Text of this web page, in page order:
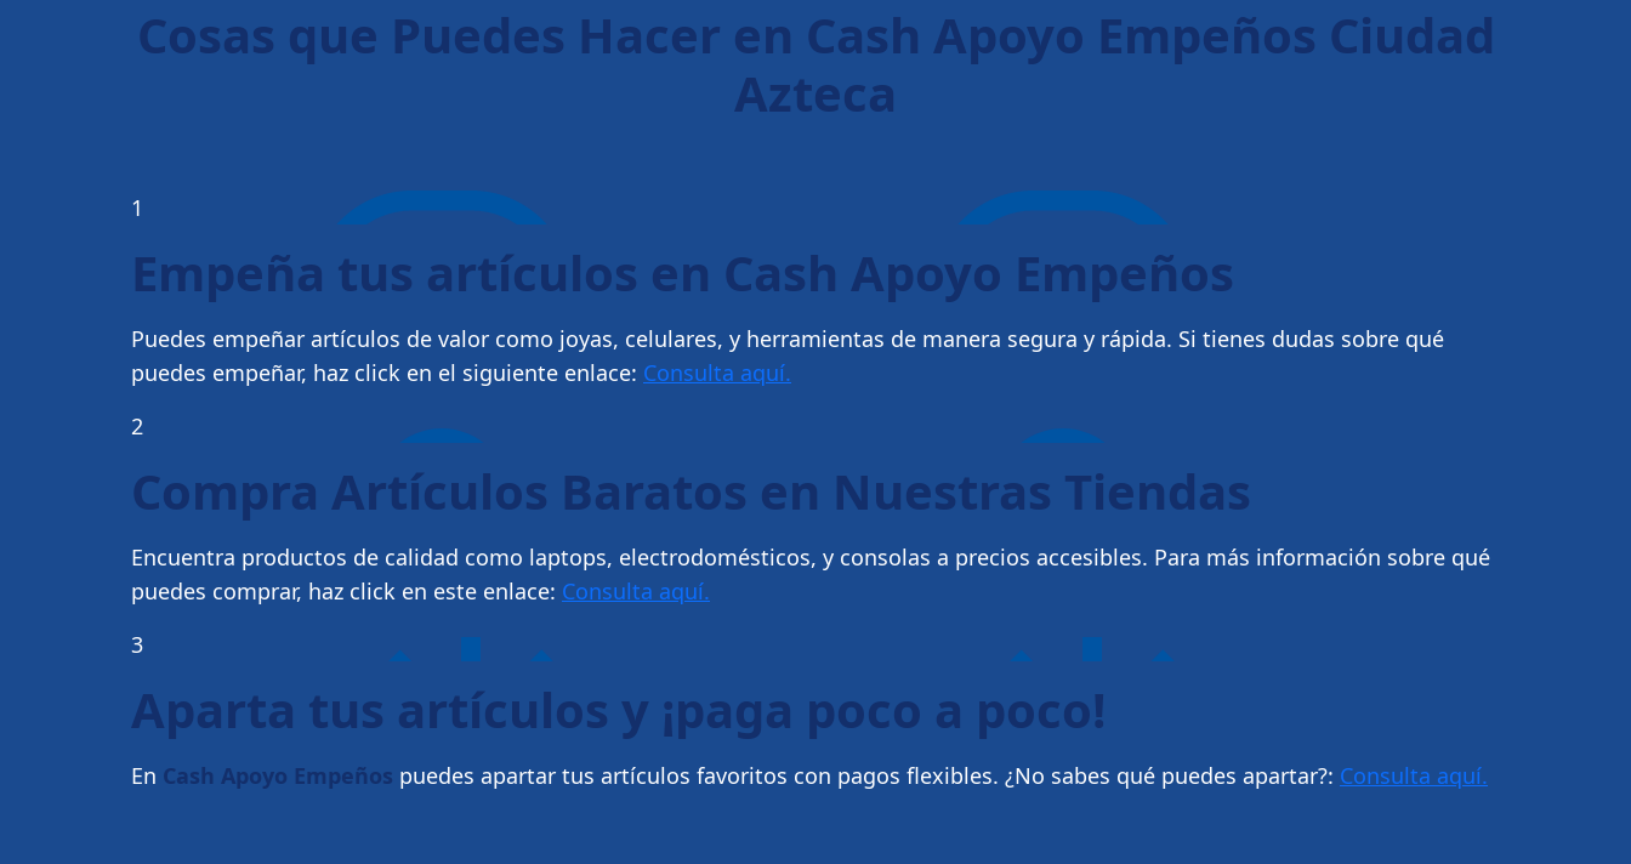
Cosas que Puedes Hacer en Cash Apoyo Empeños Ciudad
Azteca
1
Empeña tus artículos en Cash Apoyo Empeños
Puedes empeñar artículos de valor como joyas, celulares, y herramientas de manera segura y rápida. Si tienes dudas sobre qué
puedes empeñar, haz click en el siguiente enlace: Consulta aquí.
2
Compra Artículos Baratos en Nuestras Tiendas
Encuentra productos de calidad como laptops, electrodomésticos, y consolas a precios accesibles. Para más información sobre qué
puedes comprar, haz click en este enlace: Consulta aquí.
3
Aparta tus artículos y ¡paga poco a poco!
En Cash Apoyo Empeños puedes apartar tus artículos favoritos con pagos flexibles. ¿No sabes qué puedes apartar?: Consulta aquí.